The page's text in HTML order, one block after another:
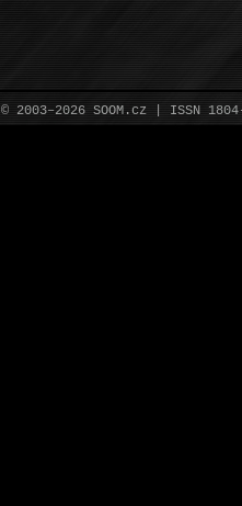
© 2003–2026 SOOM.cz | ISSN